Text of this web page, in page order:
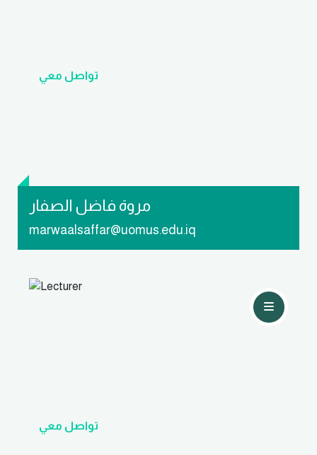
مروة فاضل الصفار
marwaalsaffar@uomus.edu.iq
تواصل معي
تواصل معي